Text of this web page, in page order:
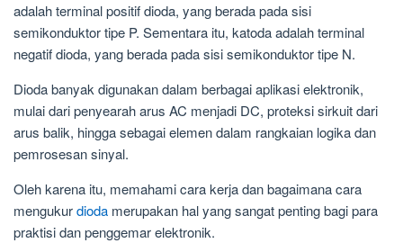
adalah terminal positif dioda, yang berada pada sisi
semikonduktor tipe P. Sementara itu, katoda adalah terminal
negatif dioda, yang berada pada sisi semikonduktor tipe N.
Dioda banyak digunakan dalam berbagai aplikasi elektronik,
mulai dari penyearah arus AC menjadi DC, proteksi sirkuit dari
arus balik, hingga sebagai elemen dalam rangkaian logika dan
pemrosesan sinyal.
Oleh karena itu, memahami cara kerja dan bagaimana cara
mengukurdioda merupakan hal yang sangat penting bagi para
praktisi dan penggemar elektronik.